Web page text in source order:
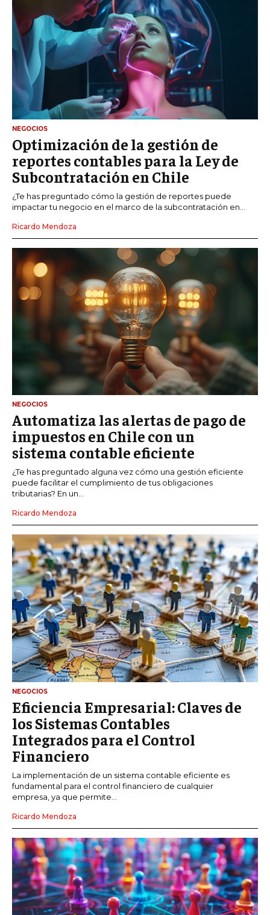
NEGOCIOS
Optimización de la gestión de
reportes contables para la Ley de
Subcontratación en Chile
¿Te has preguntado cómo la gestión de reportes puede
impactar tu negocio en el marco de la subcontratación en...
Ricardo Mendoza
NEGOCIOS
Automatiza las alertas de pago de
impuestos en Chile con un
sistema contable eficiente
¿Te has preguntado alguna vez cómo una gestión eficiente
puede facilitar el cumplimiento de tus obligaciones
tributarias? En un...
Ricardo Mendoza
NEGOCIOS
Eficiencia Empresarial: Claves de
los Sistemas Contables
Integrados para el Control
Financiero
La implementación de un sistema contable eficiente es
fundamental para el control financiero de cualquier
empresa, ya que permite...
Ricardo Mendoza